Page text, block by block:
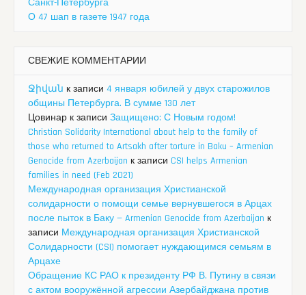
Санкт-Петербурга
О 47 шап в газете 1947 года
СВЕЖИЕ КОММЕНТАРИИ
Ջիվան к записи 4 января юбилей у двух старожилов
общины Петербурга. В сумме 130 лет
Цовинар к записи Защищено: С Новым годом!
Christian Solidarity International about help to the family of
those who returned to Artsakh after torture in Baku – Armenian
Genocide from Azerbaijan к записи CSI helps Armenian
families in need (Feb 2021)
Международная организация Христианской
солидарности о помощи семье вернувшегося в Арцах
после пыток в Баку — Armenian Genocide from Azerbaijan к
записи Международная организация Христианской
Солидарности (CSI) помогает нуждающимся семьям в
Арцахе
Обращение КС РАО к президенту РФ В. Путину в связи
с актом вооружённой агрессии Азербайджана против